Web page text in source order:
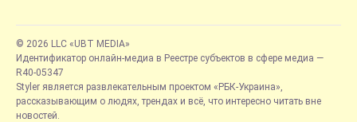
© 2026 LLC «UBT MEDIA»
Идентификатор онлайн-медиа в Реестре субъектов в сфере медиа —
R40-05347
Styler является развлекательным проектом «РБК-Украина»,
рассказывающим о людях, трендах и всё, что интересно читать вне
новостей.